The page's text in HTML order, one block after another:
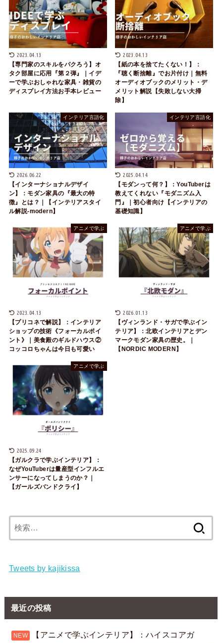
2023.04.13
【専門家のスキルをパクろう】オ
タク部屋に応用『第２弾』｜イデ
ーで学ぶおしゃれな家具・雑貨の
ディスプレイ方法お手本レビュー
2023.04.13
【紙の本を捨てたくない！】：
『聴く断捨離』でお片付け｜無料
オーディオブックのメリット・デ
メリット解説【失敗しない大掃
除】
インテリア言語化
2026.06.22
【インターナショナルデザイ
ン】：モダン家具の『最大の特
徴』とは？｜【インテリアスタイ
ル解説-modern】
インテリア言語化
2025.04.14
【モダンって何？】：YouTuberは
教えてくれない『モダニズム入
門』｜初心者向け【インテリアの
基礎知識】
アニメで学ぶ
2023.04.13
【プリコネで解説】：インテリア
ショップの技術《フォーカルポイ
ント》｜美食殿のギルドハウス②
コッコロちゃんは今日も可愛い
アニメで学ぶ
2026.01.13
【ヴィンランド・サガで学ぶイン
テリア】：北欧インテリアとデン
マークモダン家具の歴史。｜
【NORDIC MODERN】
アニメで学ぶ
2025.09.24
【ガルクラで学ぶインテリア】：
なぜYouTuberは量産型インフルエ
ンサーになってしまうのか？｜
【ガールズバンドクライ】
索:
Tweets by kajikissa
最近の投稿
【アニメで学ぶインテリア】：ハイスコアガ